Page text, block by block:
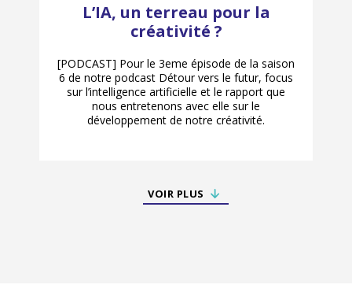
L’IA, un terreau pour la
créativité ?
[PODCAST] Pour le 3eme épisode de la saison
6 de notre podcast Détour vers le futur, focus
sur l’intelligence artificielle et le rapport que
nous entretenons avec elle sur le
développement de notre créativité.
VOIR PLUS